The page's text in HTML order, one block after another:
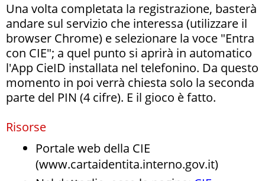
Una volta completata la registrazione, basterà
andare sul servizio che interessa (utilizzare il
browser Chrome) e selezionare la voce "Entra
con CIE"; a quel punto si aprirà in automatico
l'App CieID installata nel telefonino. Da questo
momento in poi verrà chiesta solo la seconda
parte del PIN (4 cifre). E il gioco è fatto.
Risorse
Portale web della CIE
(www.cartaidentita.interno.gov.it)